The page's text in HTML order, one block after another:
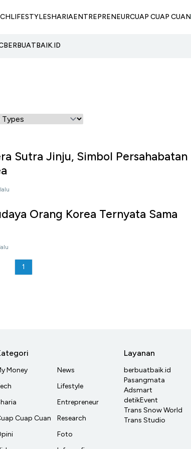
LIFESTYLESHARIAENTREPRENEURCUAP CUAP CUAN
BERBUATBAIK.ID
Sutra Jinju, Simbol Persahabatan
Orang Korea Ternyata Sama
1
Money
Cuap Cuan
News
Lifestyle
Entrepreneur
Research
Foto
Layanan
berbuatbaik.id
Pasangmata
Adsmart
detikEvent
Trans Snow World
Trans Studio